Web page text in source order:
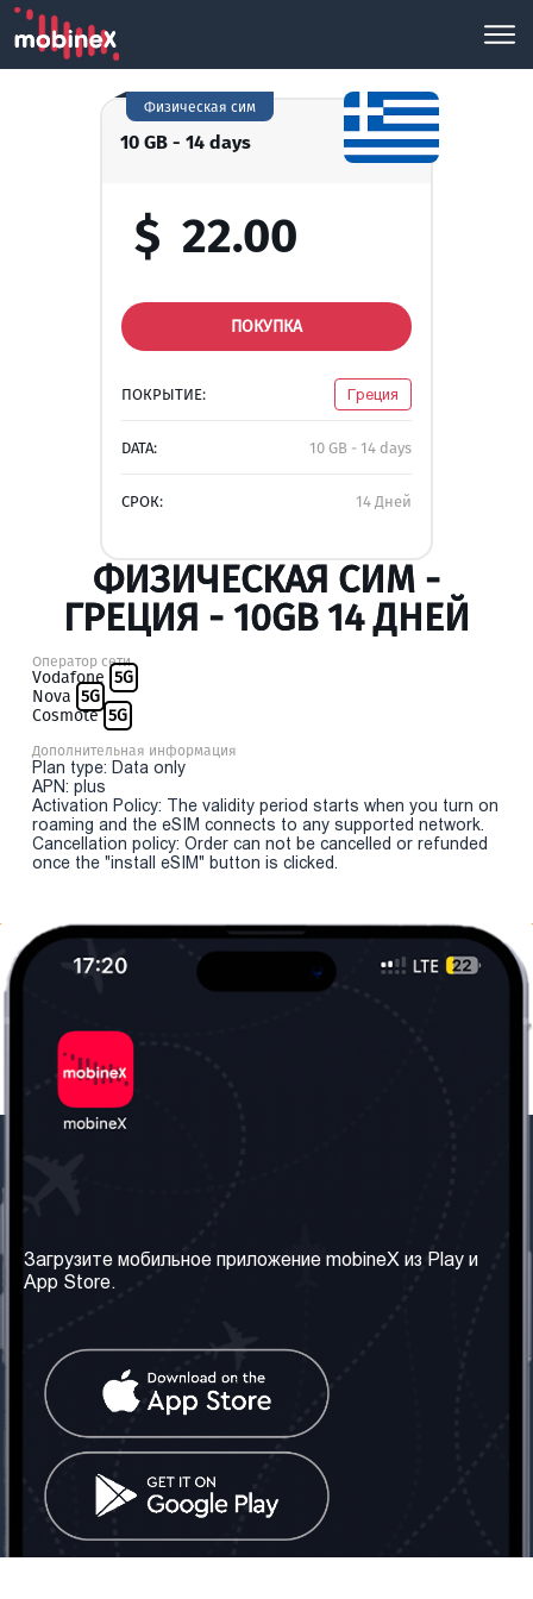
10 GB - 14 days
Физическая сим
$ 22.00
ПОКУПКА
ПОКРЫТИЕ: Греция
DATA: 10 GB - 14 days
СРОК: 14 Дней
ФИЗИЧЕСКАЯ СИМ -
ГРЕЦИЯ - 10GB 14 ДНЕЙ
Оператор сети
Vodafone 5G
Nova 5G
Cosmote 5G
Дополнительная информация
Plan type: Data only
APN: plus
Activation Policy: The validity period starts when you turn on
roaming and the eSIM connects to any supported network.
Cancellation policy: Order can not be cancelled or refunded
once the "install eSIM" button is clicked.
Наши сервисы
Правила и Условия
Часто задаваемые
вопросы
Контакт
Грузия: Тбилиси
Телефон: +442030340050
Email:info@mobinex.com
Социальные сети
Загрузите мобильное приложение mobineX из Play и
App Store.